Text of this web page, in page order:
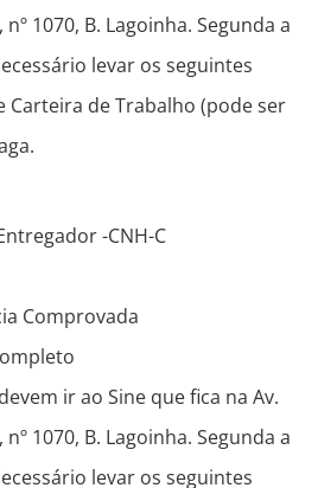
1070, B. Lagoinha. Segunda a
levar os seguintes
Carteira de Trabalho (pode ser
-CNH-C
Comprovada
ir ao Sine que fica na Av.
1070, B. Lagoinha. Segunda a
levar os seguintes